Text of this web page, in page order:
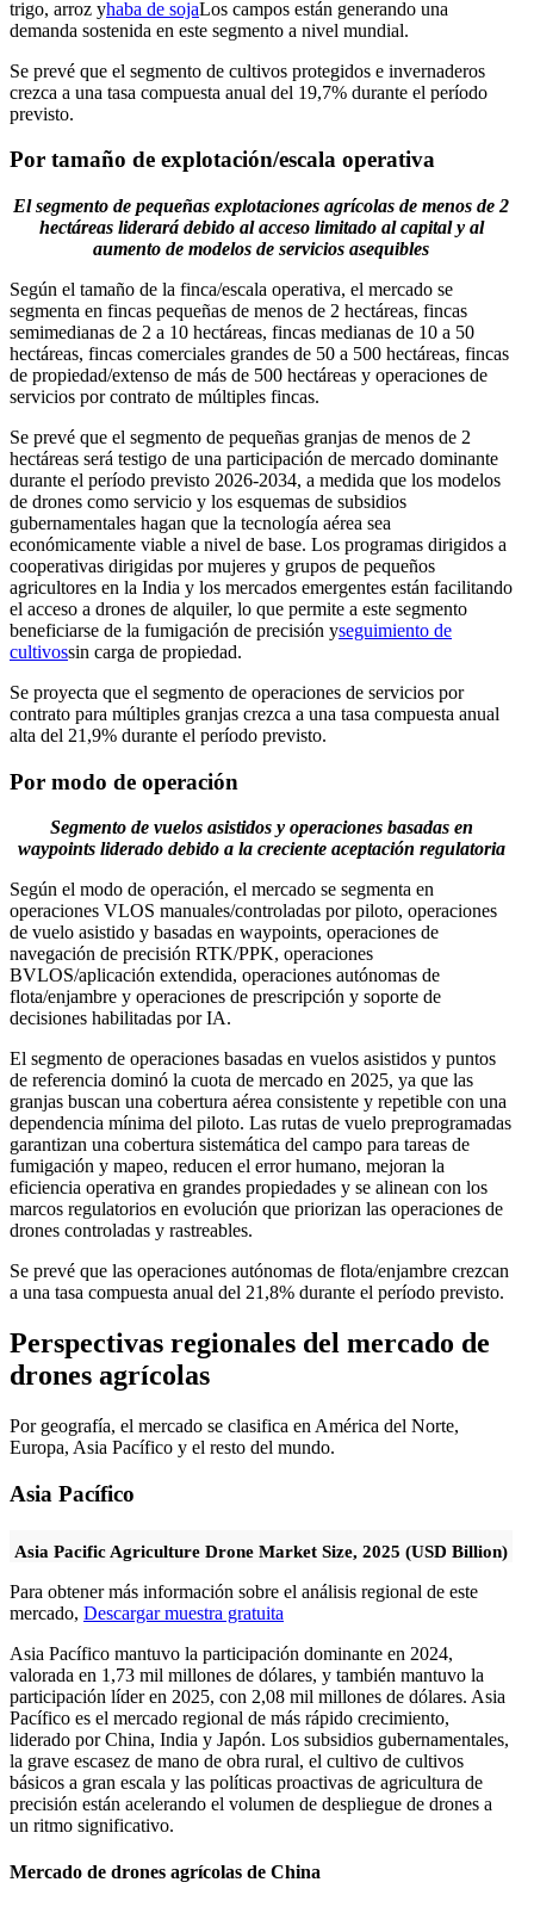
trigo, arroz yhaba de sojaLos campos están generando una
demanda sostenida en este segmento a nivel mundial.
Se prevé que el segmento de cultivos protegidos e invernaderos
crezca a una tasa compuesta anual del 19,7% durante el período
previsto.
Por tamaño de explotación/escala operativa
El segmento de pequeñas explotaciones agrícolas de menos de 2
hectáreas liderará debido al acceso limitado al capital y al
aumento de modelos de servicios asequibles
Según el tamaño de la finca/escala operativa, el mercado se
segmenta en fincas pequeñas de menos de 2 hectáreas, fincas
semimedianas de 2 a 10 hectáreas, fincas medianas de 10 a 50
hectáreas, fincas comerciales grandes de 50 a 500 hectáreas, fincas
de propiedad/extenso de más de 500 hectáreas y operaciones de
servicios por contrato de múltiples fincas.
Se prevé que el segmento de pequeñas granjas de menos de 2
hectáreas será testigo de una participación de mercado dominante
durante el período previsto 2026-2034, a medida que los modelos
de drones como servicio y los esquemas de subsidios
gubernamentales hagan que la tecnología aérea sea
económicamente viable a nivel de base. Los programas dirigidos a
cooperativas dirigidas por mujeres y grupos de pequeños
agricultores en la India y los mercados emergentes están facilitando
el acceso a drones de alquiler, lo que permite a este segmento
beneficiarse de la fumigación de precisión yseguimiento de
cultivossin carga de propiedad.
Se proyecta que el segmento de operaciones de servicios por
contrato para múltiples granjas crezca a una tasa compuesta anual
alta del 21,9% durante el período previsto.
Por modo de operación
Segmento de vuelos asistidos y operaciones basadas en
waypoints liderado debido a la creciente aceptación regulatoria
Según el modo de operación, el mercado se segmenta en
operaciones VLOS manuales/controladas por piloto, operaciones
de vuelo asistido y basadas en waypoints, operaciones de
navegación de precisión RTK/PPK, operaciones
BVLOS/aplicación extendida, operaciones autónomas de
flota/enjambre y operaciones de prescripción y soporte de
decisiones habilitadas por IA.
El segmento de operaciones basadas en vuelos asistidos y puntos
de referencia dominó la cuota de mercado en 2025, ya que las
granjas buscan una cobertura aérea consistente y repetible con una
dependencia mínima del piloto. Las rutas de vuelo preprogramadas
garantizan una cobertura sistemática del campo para tareas de
fumigación y mapeo, reducen el error humano, mejoran la
eficiencia operativa en grandes propiedades y se alinean con los
marcos regulatorios en evolución que priorizan las operaciones de
drones controladas y rastreables.
Se prevé que las operaciones autónomas de flota/enjambre crezcan
a una tasa compuesta anual del 21,8% durante el período previsto.
Perspectivas regionales del mercado de
drones agrícolas
Por geografía, el mercado se clasifica en América del Norte,
Europa, Asia Pacífico y el resto del mundo.
Asia Pacífico
Asia Pacific Agriculture Drone Market Size, 2025 (USD Billion)
Para obtener más información sobre el análisis regional de este
mercado, Descargar muestra gratuita
Asia Pacífico mantuvo la participación dominante en 2024,
valorada en 1,73 mil millones de dólares, y también mantuvo la
participación líder en 2025, con 2,08 mil millones de dólares. Asia
Pacífico es el mercado regional de más rápido crecimiento,
liderado por China, India y Japón. Los subsidios gubernamentales,
la grave escasez de mano de obra rural, el cultivo de cultivos
básicos a gran escala y las políticas proactivas de agricultura de
precisión están acelerando el volumen de despliegue de drones a
un ritmo significativo.
Mercado de drones agrícolas de China